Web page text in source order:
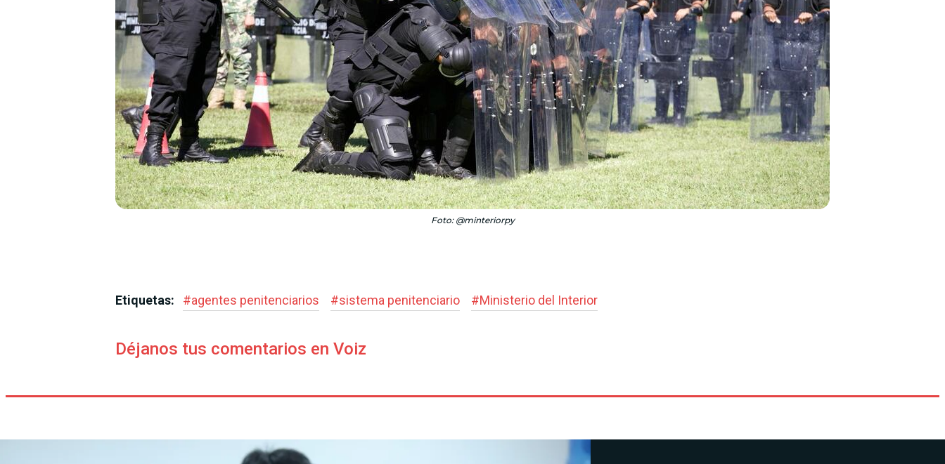
Foto: @minteriorpy
Etiquetas: #agentes penitenciarios #sistema penitenciario #Ministerio del Interior
Déjanos tus comentarios en Voiz